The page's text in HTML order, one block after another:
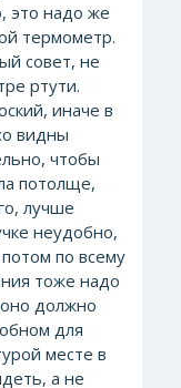
это надо же
термометр.
совет, не
ртути.
иначе в
видны
чтобы
потолще,
лучше
неудобно,
по всему
тоже надо
должно
для
месте в
а не